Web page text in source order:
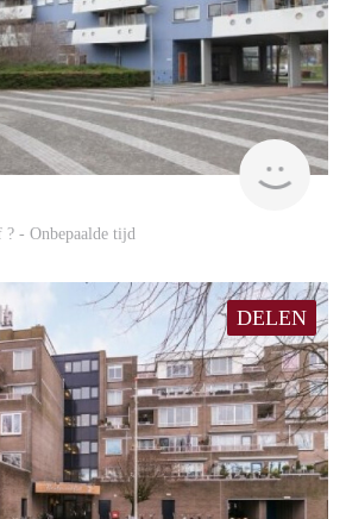
? - Onbepaalde tijd
DELEN